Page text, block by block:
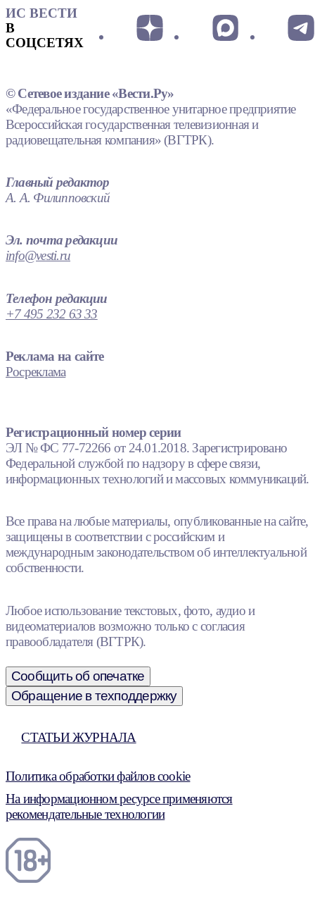
ИС ВЕСТИ
В
СОЦСЕТЯХ
© Сетевое издание «Вести.Ру»
«Федеральное государственное унитарное предприятие
Всероссийская государственная телевизионная и
радиовещательная компания» (ВГТРК).
Главный редактор
А. А. Филипповский
Эл. почта редакции
info@vesti.ru
Телефон редакции
+7 495 232 63 33
Реклама на сайте
Росреклама
Регистрационный номер серии
ЭЛ № ФС 77-72266 от 24.01.2018. Зарегистрировано
Федеральной службой по надзору в сфере связи,
информационных технологий и массовых коммуникаций.
Все права на любые материалы, опубликованные на сайте,
защищены в соответствии с российским и
международным законодательством об интеллектуальной
собственности.
Любое использование текстовых, фото, аудио и
видеоматериалов возможно только с согласия
правообладателя (ВГТРК).
Сообщить об опечатке
Обращение в техподдержку
СТАТЬИ ЖУРНАЛА
Политика обработки файлов cookie
На информационном ресурсе применяются
рекомендательные технологии